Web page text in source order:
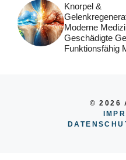
Knorpel &
Moderne
Geschädigte
Funktionsfähig
© 2026